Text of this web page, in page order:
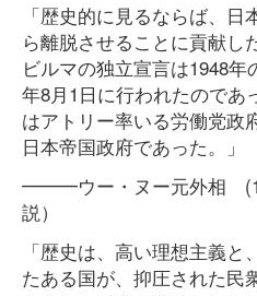
「歴史的に見るならば、
ら離脱させることに貢献し
ビルマの独立宣言は1948
年8月1日に行われたのであ
はアトリー率いる労働党政
日本帝国政府であった。」
━━━ウー・ヌー元外相
説）
「歴史は、高い理想主義
たある国が、抑圧された民